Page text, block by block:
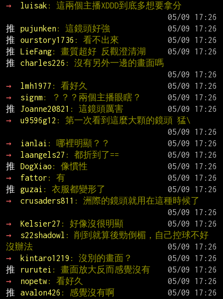
→
luisak : 這兩個主播XDDD到底多想要拿分
推
pujunken: 這鏡頭好強
推
ourstory1736 : 看不出來
推
LieFang: 畫質超好 反觀澄清湖
推
charles226 : 沒有另外一邊的畫面嗎
→
lmh1977 : 看好久
→
signm: ？？？兩個主播眼瞎？
推
Joanne20821 : 這鏡頭厲害
→
u9596g12 : 第一次看到這麼大顆的鏡頭 猛\
→
ianlai : 哪裡明顯？？
→
laangels27 : 都折到了==
推
DogXiao : 像慣性
→
fattor : 有
推
guzai : 衣服都變形了
→
crusaders811 : 洲際的鏡頭就用在這種時候了
→
Kelsier27 : 好像沒很明顯
→
s22shadowl : 削到就算後勁倒楣，自己控球不好
沒辦法
→
kintaro1219 : 沒別的畫面？
推
rurutei : 畫面放大反而感覺沒有
→
nopetw: 看好久
推
avalon426 : 感覺沒有啊